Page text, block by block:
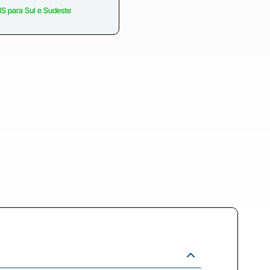
para Sul e Sudeste